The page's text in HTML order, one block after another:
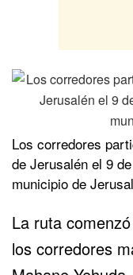
Los corredores
de Jerusalén el 9
municipio de
La ruta
los corredores